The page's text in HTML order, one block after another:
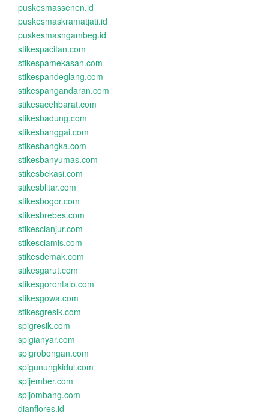
puskesmassenen.id
puskesmaskramatjati.id
puskesmasngambeg.id
stikespacitan.com
stikespamekasan.com
stikespandeglang.com
stikespangandaran.com
stikesacehbarat.com
stikesbadung.com
stikesbanggai.com
stikesbangka.com
stikesbanyumas.com
stikesbekasi.com
stikesblitar.com
stikesbogor.com
stikesbrebes.com
stikescianjur.com
stikesciamis.com
stikesdemak.com
stikesgarut.com
stikesgorontalo.com
stikesgowa.com
stikesgresik.com
spigresik.com
spigianyar.com
spigrobongan.com
spigunungkidul.com
spijember.com
spijombang.com
dianflores.id